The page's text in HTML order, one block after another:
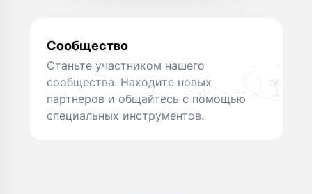
Сообщество
Станьте участником нашего
сообщества. Находите новых
партнеров и общайтесь с помощью
специальных инструментов.